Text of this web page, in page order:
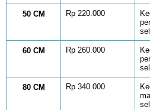
50 CM Rp 220.000
60 CM Rp 260.000
80 CM Rp 340.000